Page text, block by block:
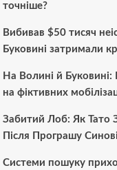
точніше?
Вибивав $50 тисяч
Буковині затримали
На Волині й Буковині:
на фіктивних
Забитий Лоб: Як Тато
Після Програшу Синові
Системи пошуку